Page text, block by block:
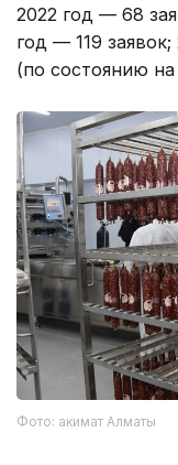
2022 год — 68
год — 119
(по состоянию
Фото: акимат Алматы